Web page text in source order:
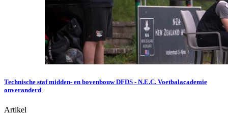
Technische staf midden- en bovenbouw DFDS - N.E.C. Voetbalacademie
onveranderd
Artikel